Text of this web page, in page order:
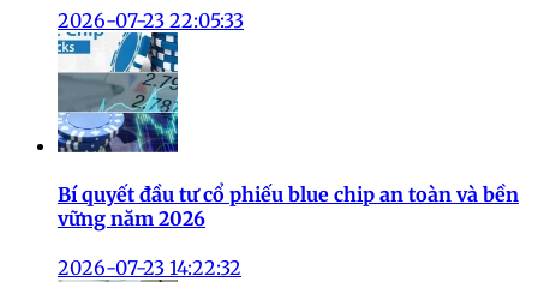
2026-07-23 22:05:33
Bí quyết đầu tư cổ phiếu blue chip an toàn và bền
vững năm 2026
2026-07-23 14:22:32